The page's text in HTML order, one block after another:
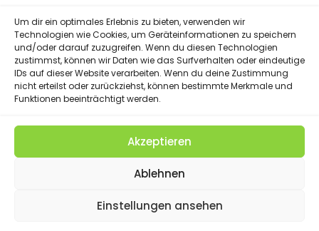
Um dir ein optimales Erlebnis zu bieten, verwenden wir
Technologien wie Cookies, um Geräteinformationen zu speichern
und/oder darauf zuzugreifen. Wenn du diesen Technologien
zustimmst, können wir Daten wie das Surfverhalten oder eindeutige
IDs auf dieser Website verarbeiten. Wenn du deine Zustimmung
nicht erteilst oder zurückziehst, können bestimmte Merkmale und
Funktionen beeinträchtigt werden.
Akzeptieren
Ablehnen
Einstellungen ansehen
LIFESTYLE
NATUR
SPRÜCHE & GEDICHTE
(C) 2023 - Floatingheart. All Rights Reserved.
SUCHE COOKIE-RICHTLINIE (EU)